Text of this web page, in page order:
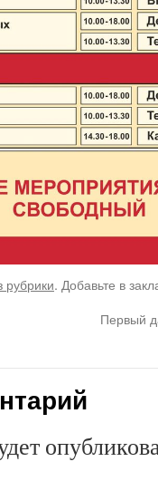
рубрики. Добавьте в
Первый